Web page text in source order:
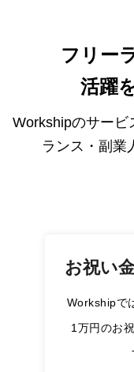
フリー
活躍
Workshipのサービ
ランス・副業
お祝い
Workshipで
1万円のお